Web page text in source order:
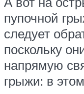
пупочной
следует
поскольку
напрямую
грыжи: в